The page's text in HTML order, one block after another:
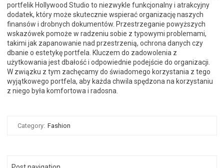
portfelik Hollywood Studio to niezwykle funkcjonalny i atrakcyjny
dodatek, który może skutecznie wspierać organizację naszych
finansów i drobnych dokumentów. Przestrzeganie powyższych
wskazówek pomoże w radzeniu sobie z typowymi problemami,
takimi jak zapanowanie nad przestrzenią, ochrona danych czy
dbanie o estetykę portfela. Kluczem do zadowolenia z
użytkowania jest dbałość i odpowiednie podejście do organizacji.
W związku z tym zachęcamy do świadomego korzystania z tego
wyjątkowego portfela, aby każda chwila spędzona na korzystaniu
z niego była komfortowa i radosna.
Category: Fashion